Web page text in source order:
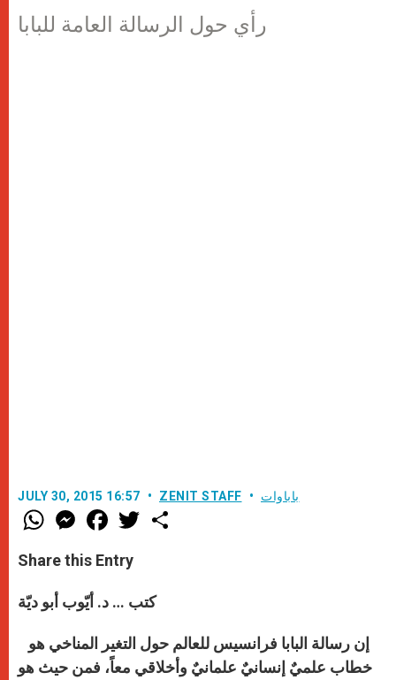
رأي حول الرسالة العامة للبابا
JULY 30, 2015 16:57 ZENIT STAFF باباوات
W
h
t
s
p
p
M
e
s
e
g
e
F
a
e
b
k
T
w
r
Share this Entry
كتب … د. أيّوب أبو ديّة
خطاب علميٌ إنسانيٌ علمانيٌ وأخلاقي معاً، فمن حيث هو